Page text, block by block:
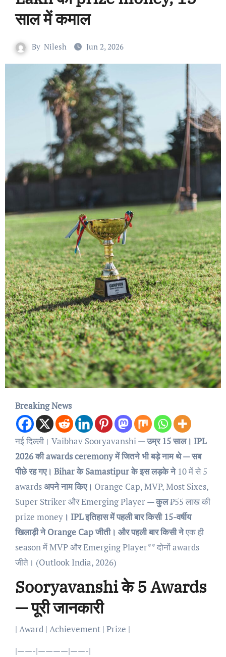
साल में कमाल
By Nilesh Jun 2, 2026
Breaking News
नई दिल्ली। Vaibhav Sooryavanshi— उम्र 15 साल। IPL
2026 की awards ceremony में जितने भी बड़े नाम थे — सब
पीछे रह गए। Bihar के Samastipur के इस लड़के ने 10 में से 5
awardsअपने नाम किए। Orange Cap, MVP, Most Sixes,
Super Striker और Emerging Player— कुल₹55 लाख की
prize money। IPL इतिहास में पहली बार किसी 15-वर्षीय
खिलाड़ी ने Orange Cap जीती। और पहली बार किसी नेएक ही
season में MVP और Emerging Player** दोनों awards
जीते। (Outlook India, 2026)
Sooryavanshi के 5 Awards
— पूरी जानकारी
| Award | Achievement | Prize |
|——-|————|——-|